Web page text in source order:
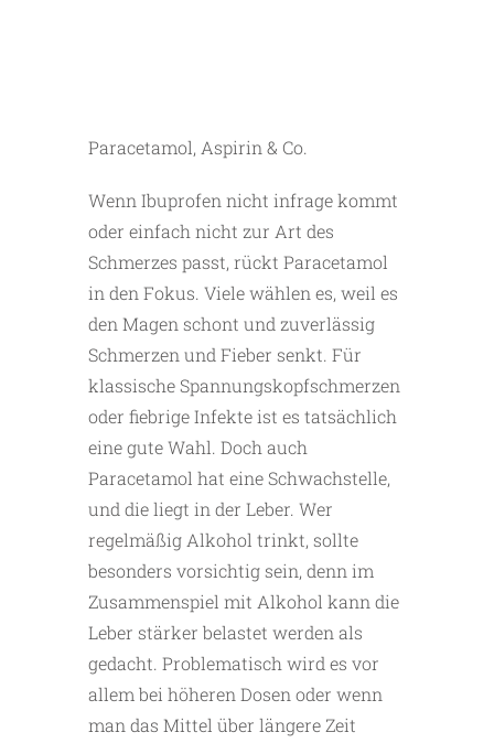
Paracetamol, Aspirin & Co.
Wenn Ibuprofen nicht infrage kommt
oder einfach nicht zur Art des
Schmerzes passt, rückt Paracetamol
in den Fokus. Viele wählen es, weil es
den Magen schont und zuverlässig
Schmerzen und Fieber senkt. Für
klassische Spannungskopfschmerzen
oder fiebrige Infekte ist es tatsächlich
eine gute Wahl. Doch auch
Paracetamol hat eine Schwachstelle,
und die liegt in der Leber. Wer
regelmäßig Alkohol trinkt, sollte
besonders vorsichtig sein, denn im
Zusammenspiel mit Alkohol kann die
Le­ber stärker belastet werden als
gedacht. Problematisch wird es vor
allem bei höheren Dosen oder wenn
man das Mittel über längere Zeit